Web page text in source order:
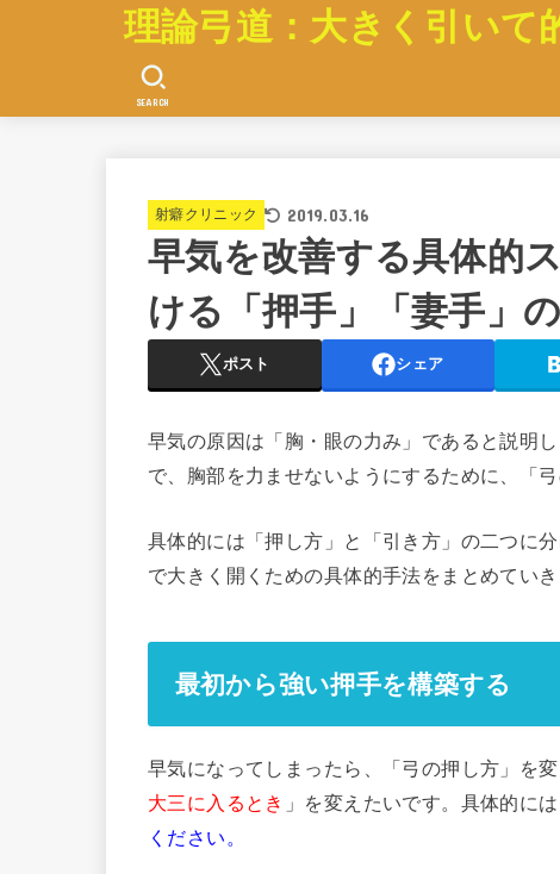
理論弓道：大きく引いて
SEARCH
射癖クリニック 2019.03.16
早気を改善する具体的
ける「押手」「妻手」
ポスト シェア
早気の原因は「胸・眼の力み」であると説明
で、胸部を力ませないようにするために、「
具体的には「押し方」と「引き方」の二つに
で大きく開くための具体的手法をまとめていき
最初から強い押手を構築する
早気になってしまったら、「弓の押し方」を
大三に入るとき 」を変えたいです。具体的には
ください。